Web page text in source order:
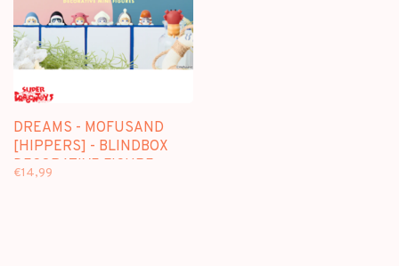
DREAMS - MOFUSAND
[HIPPERS] - BLINDBOX
DECORATIVE FIGURE
€14,99